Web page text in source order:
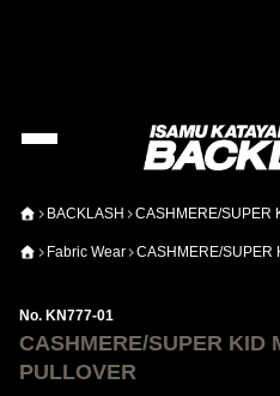
BACKLASH CASHMERE/SUPER
Fabric Wear CASHMERE/SUPER
No. KN777-01
CASHMERE/SUPER KID
PULLOVER